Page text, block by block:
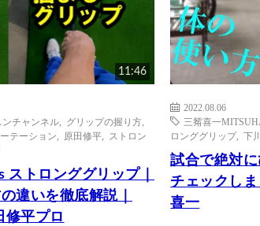
11:46
チャンネル
グリップの握り方
テーション 原田修平
ストロン
ストロンググリップ｜
違いを徹底解説｜
平プロ
2022.08.06
三觜喜一
ロンググリップ,下
試合で絶対
チェックし
喜一